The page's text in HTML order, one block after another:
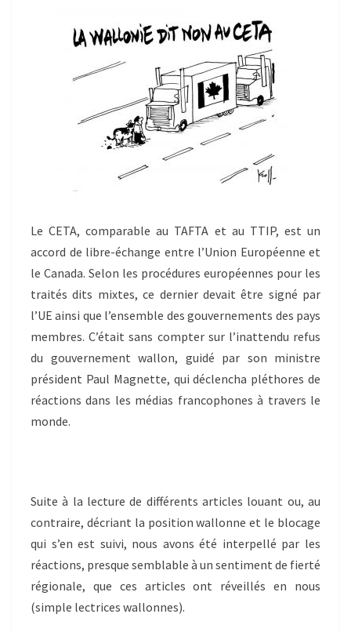
Le CETA, comparable au TAFTA et au TTIP, est un
accord de libre-échange entre l’Union Européenne et
le Canada. Selon les procédures européennes pour les
traités dits mixtes, ce dernier devait être signé par
l’UE ainsi que l’ensemble des gouvernements des pays
membres. C’était sans compter sur l’inattendu refus
du gouvernement wallon, guidé par son ministre
président Paul Magnette, qui déclencha pléthores de
réactions dans les médias francophones à travers le
monde.
Suite à la lecture de différents articles louant ou, au
contraire, décriant la position wallonne et le blocage
qui s’en est suivi, nous avons été interpellé par les
réactions, presque semblable à un sentiment de fierté
régionale, que ces articles ont réveillés en nous
(simple lectrices wallonnes).